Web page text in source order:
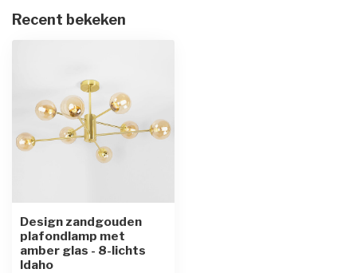
Recent bekeken
Design zandgouden
plafondlamp met
amber glas - 8-lichts
Idaho